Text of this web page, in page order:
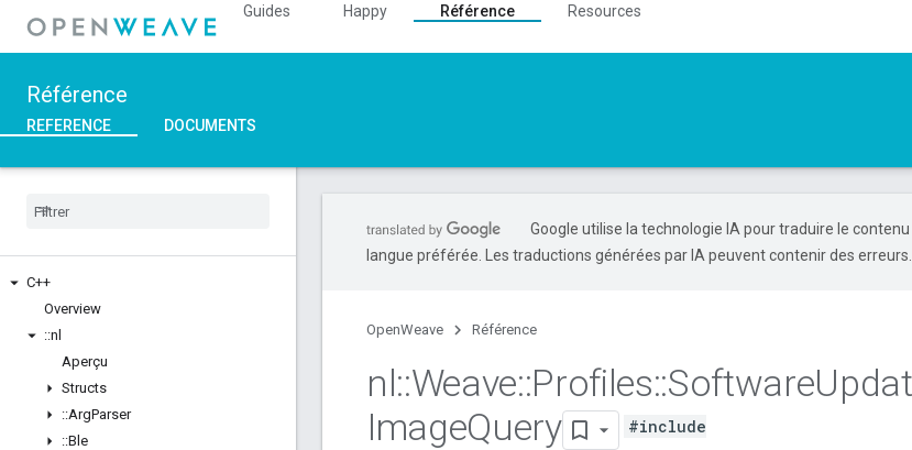
Guides Happy Référence
Resources
Référence
REFERENCE DOCUMENTS
C++
Overview
::nl
Aperçu
Structs
::ArgParser
::Ble
Google utilise la technologie IA pour traduire le
langue préférée. Les traductions générées par IA peuvent contenir des erreurs.
OpenWeave Référence
nl::Weave::Profiles::Software
ImageQuery
#include